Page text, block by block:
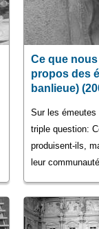
Ce que
propos des
banlieue)
Sur les émeutes
triple question:
produisent-ils,
leur